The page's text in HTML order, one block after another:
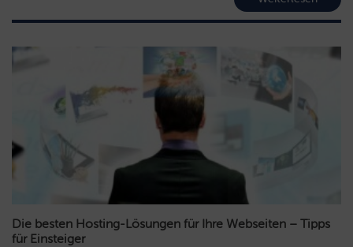
Die besten Hosting-Lösungen für Ihre Webseiten – Tipps
für Einsteiger